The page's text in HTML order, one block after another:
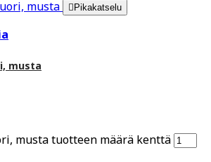
 Pikakatselu
musta
musta tuotteen määrä kenttä